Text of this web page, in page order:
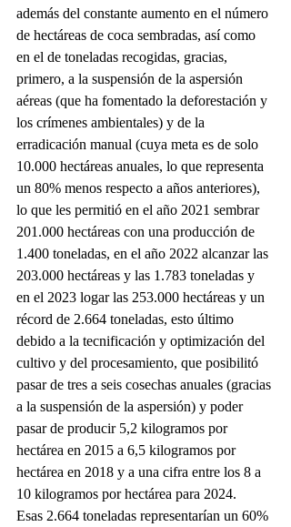
además del constante aumento en el número
de hectáreas de coca sembradas, así como
en el de toneladas recogidas, gracias,
primero, a la suspensión de la aspersión
aéreas (que ha fomentado la deforestación y
los crímenes ambientales) y de la
erradicación manual (cuya meta es de solo
10.000 hectáreas anuales, lo que representa
un 80% menos respecto a años anteriores),
lo que les permitió en el año 2021 sembrar
201.000 hectáreas con una producción de
1.400 toneladas, en el año 2022 alcanzar las
203.000 hectáreas y las 1.783 toneladas y
en el 2023 logar las 253.000 hectáreas y un
récord de 2.664 toneladas, esto último
debido a la tecnificación y optimización del
cultivo y del procesamiento, que posibilitó
pasar de tres a seis cosechas anuales (gracias
a la suspensión de la aspersión) y poder
pasar de producir 5,2 kilogramos por
hectárea en 2015 a 6,5 kilogramos por
hectárea en 2018 y a una cifra entre los 8 a
10 kilogramos por hectárea para 2024.
Esas 2.664 toneladas representarían un 60%